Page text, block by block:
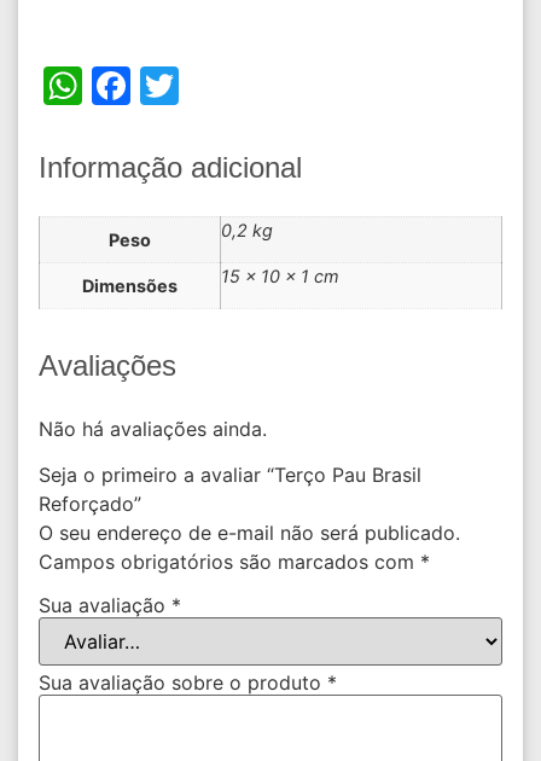
WhatsApp
Facebook
Twitter
Informação adicional
Peso 0,2 kg
Dimensões 15 × 10 × 1 cm
Avaliações
Não há avaliações ainda.
Seja o primeiro a avaliar “Terço Pau Brasil
Reforçado”
O seu endereço de e-mail não será publicado.
Campos obrigatórios são marcados com *
Sua avaliação *
Sua avaliação sobre o produto *